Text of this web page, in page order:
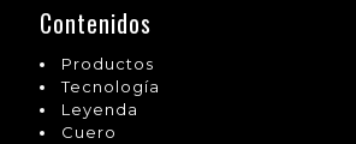
Contenidos
Productos
Tecnología
Leyenda
Cuero